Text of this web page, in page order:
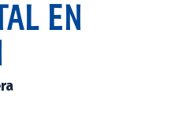
EN